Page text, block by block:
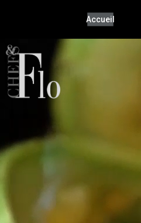
Accueil